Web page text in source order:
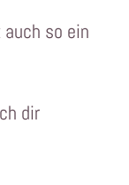
so ein
dir